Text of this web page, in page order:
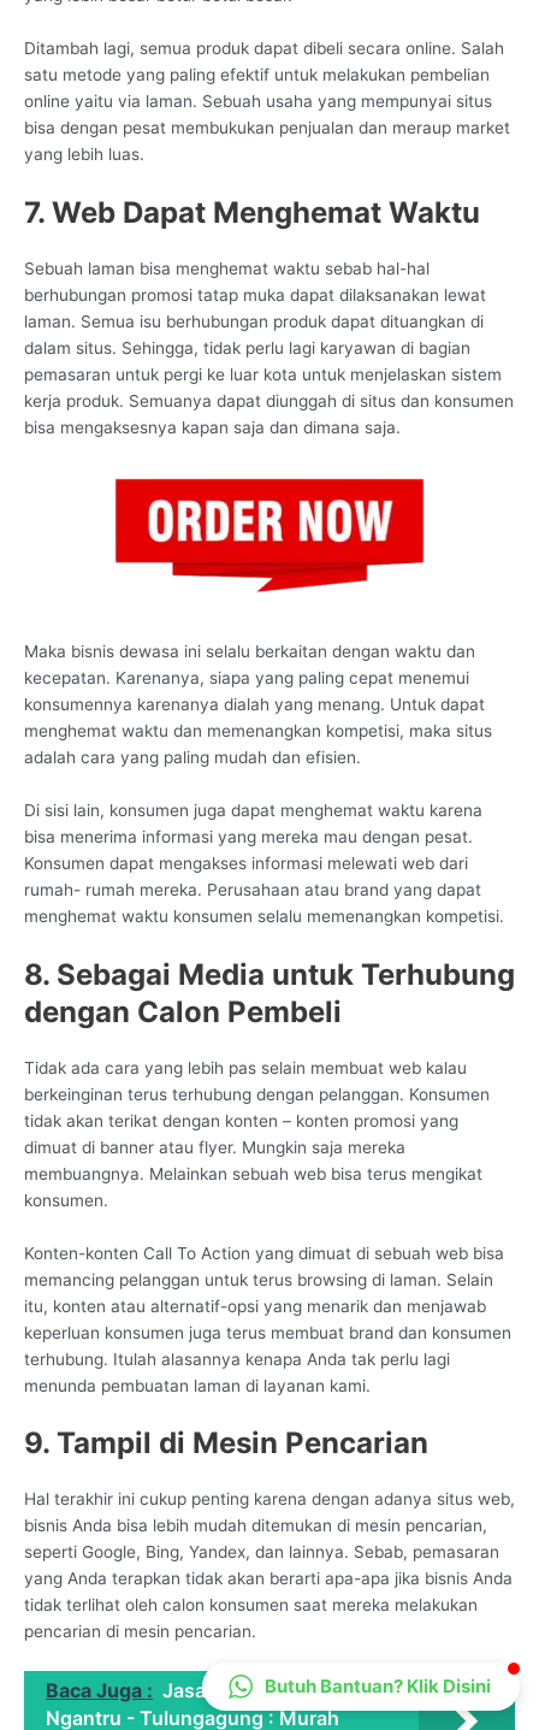
Ditambah lagi, semua produk dapat dibeli secara online. Salah
satu metode yang paling efektif untuk melakukan pembelian
online yaitu via laman. Sebuah usaha yang mempunyai situs
bisa dengan pesat membukukan penjualan dan meraup market
yang lebih luas.
7. Web Dapat Menghemat Waktu
Sebuah laman bisa menghemat waktu sebab hal-hal
berhubungan promosi tatap muka dapat dilaksanakan lewat
laman. Semua isu berhubungan produk dapat dituangkan di
dalam situs. Sehingga, tidak perlu lagi karyawan di bagian
pemasaran untuk pergi ke luar kota untuk menjelaskan sistem
kerja produk. Semuanya dapat diunggah di situs dan konsumen
bisa mengaksesnya kapan saja dan dimana saja.
Maka bisnis dewasa ini selalu berkaitan dengan waktu dan
kecepatan. Karenanya, siapa yang paling cepat menemui
konsumennya karenanya dialah yang menang. Untuk dapat
menghemat waktu dan memenangkan kompetisi, maka situs
adalah cara yang paling mudah dan efisien.
Di sisi lain, konsumen juga dapat menghemat waktu karena
bisa menerima informasi yang mereka mau dengan pesat.
Konsumen dapat mengakses informasi melewati web dari
rumah- rumah mereka. Perusahaan atau brand yang dapat
menghemat waktu konsumen selalu memenangkan kompetisi.
8. Sebagai Media untuk Terhubung
dengan Calon Pembeli
Tidak ada cara yang lebih pas selain membuat web kalau
berkeinginan terus terhubung dengan pelanggan. Konsumen
tidak akan terikat dengan konten – konten promosi yang
dimuat di banner atau flyer. Mungkin saja mereka
membuangnya. Melainkan sebuah web bisa terus mengikat
konsumen.
Konten-konten Call To Action yang dimuat di sebuah web bisa
memancing pelanggan untuk terus browsing di laman. Selain
itu, konten atau alternatif-opsi yang menarik dan menjawab
keperluan konsumen juga terus membuat brand dan konsumen
terhubung. Itulah alasannya kenapa Anda tak perlu lagi
menunda pembuatan laman di layanan kami.
9. Tampil di Mesin Pencarian
Hal terakhir ini cukup penting karena dengan adanya situs web,
bisnis Anda bisa lebih mudah ditemukan di mesin pencarian,
seperti Google, Bing, Yandex, dan lainnya. Sebab, pemasaran
yang Anda terapkan tidak akan berarti apa-apa jika bisnis Anda
tidak terlihat oleh calon konsumen saat mereka melakukan
pencarian di mesin pencarian.
Baca Juga : Jasa Web Design di
Ngantru - Tulungagung : Murah
Online
Butuh Bantuan? Klik Disini